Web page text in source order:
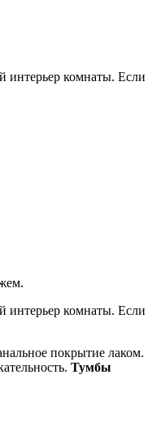
интерьер комнаты. Если
интерьер комнаты. Если
покрытие лаком.
Тумбы